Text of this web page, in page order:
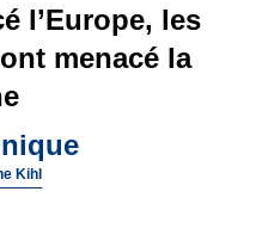
l’Europe, les
menacé la
Kihl